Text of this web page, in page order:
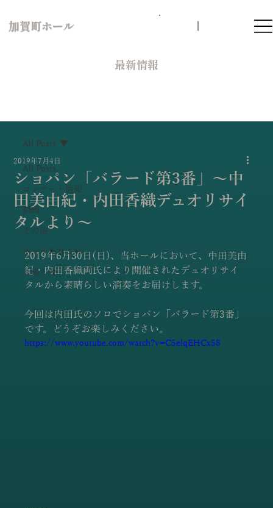
加賀町ホール
​最新情報
All Posts
コンサート情報
動画
その他
ホールあれこれ
お知らせ
All Posts
ショパン「バラード第3番」～中
田美由紀・内田香織デュオリサイ
タルより～
2019年7月4日
2019年6月30日(日)、当ホールにおいて、中田美由
紀・内田香織両氏により開催されたデュオリサイ
タルから素晴らしい演奏をお届けします。
今回は内田氏のソロでショパン「バラード第3番」
です。どうぞお楽しみください。
https://www.youtube.com/watch?v=C5elqEHCx58